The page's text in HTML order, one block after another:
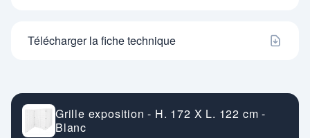
Télécharger la fiche technique
Grille exposition - H. 172 X L. 122 cm -
Blanc